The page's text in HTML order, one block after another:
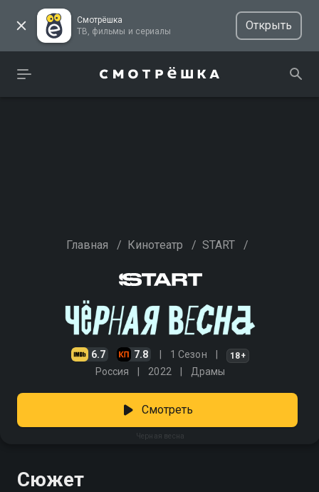
Смотрёшка
ТВ, фильмы и сериалы
Открыть
Главная / Кинотеатр / START /
6.7 7.8 1 Сезон 18+
Россия 2022 Драмы
Черная весна
Смотреть
Сюжет